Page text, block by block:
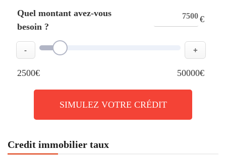
Quel montant avez-vous
besoin ?
€
- +
2500€ 50000€
SIMULEZ VOTRE CRÉDIT
Credit immobilier taux